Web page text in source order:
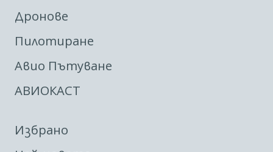
Дронове
Пилотиране
Авио Пътуване
АВИОКАСТ
Избрано